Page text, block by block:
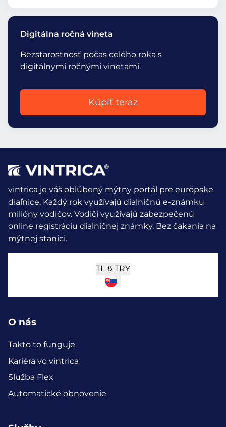
Digitálna ročná vineta
Bezstarostnosť počas celého roka s
digitálnymi ročnými vinetami.
Kúpiť teraz
vintrica je váš obľúbený mýtny portál pre európske
diaľnice. Každý rok využívajú diaľničnú e-známku
milióny vodičov. Vodiči využívajú zabezpečenú
online registráciu diaľničnej známky. Bez čakania na
mýtnej stanici.
TL ₺ TRY
O nás
Takto to funguje
Kariéra vo vintrica
Služba Flex
Automatické obnovenie